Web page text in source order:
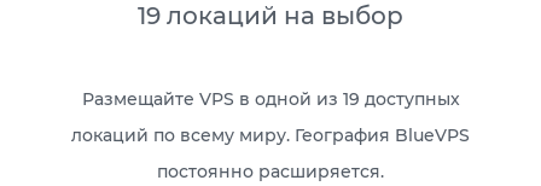
19 локаций на выбор
Размещайте VPS в одной из 19 доступных
локаций по всему миру. География BlueVPS
постоянно расширяется.